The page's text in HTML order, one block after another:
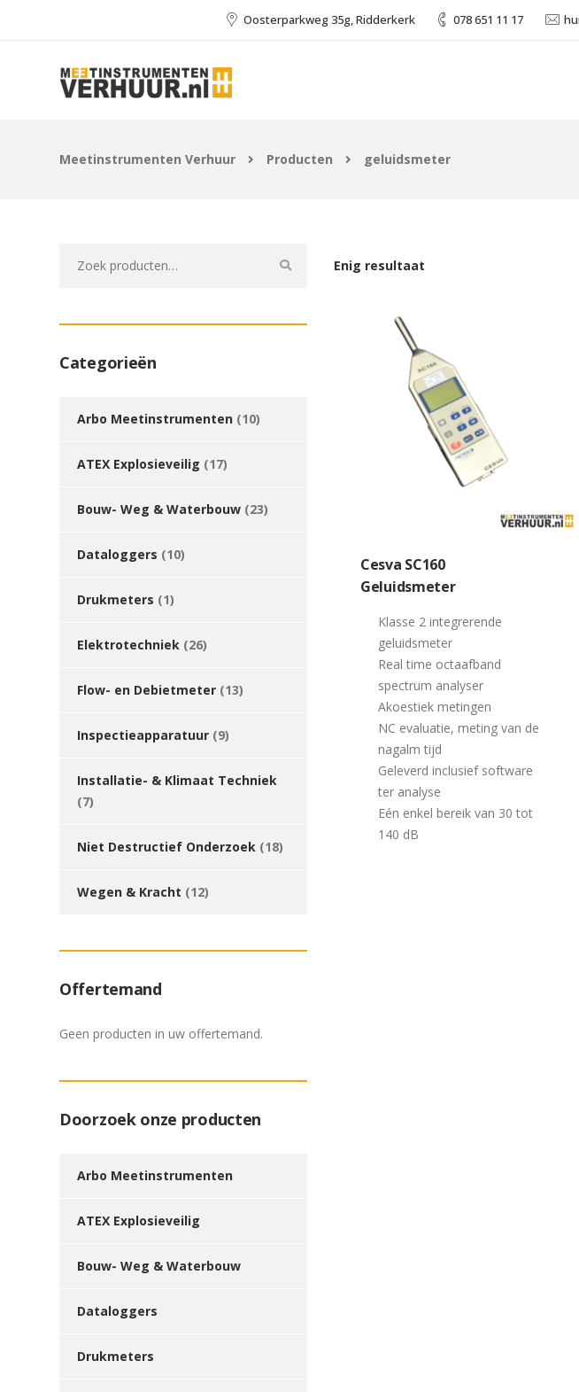
Oosterparkweg 35g, Ridderkerk 078 651 11 17
Meetinstrumenten Verhuur Producten geluidsmeter
naar:
Categorieën
Arbo Meetinstrumenten (10)
ATEX Explosieveilig (17)
Bouw- Weg & Waterbouw (23)
Dataloggers (10)
Drukmeters (1)
Elektrotechniek (26)
Flow- en Debietmeter (13)
Inspectieapparatuur (9)
Installatie- & Klimaat Techniek
(7)
Niet Destructief Onderzoek (18)
Wegen & Kracht (12)
Offertemand
Geen producten in uw offertemand.
Doorzoek onze producten
Arbo Meetinstrumenten
ATEX Explosieveilig
Bouw- Weg & Waterbouw
Dataloggers
Drukmeters
Enig resultaat
Cesva SC160
Geluidsmeter
Klasse 2 integrerende
geluidsmeter
Real time octaafband
spectrum analyser
Akoestiek metingen
NC evaluatie, meting van de
nagalm tijd
Geleverd inclusief software
ter analyse
Eén enkel bereik van 30 tot
140 dB